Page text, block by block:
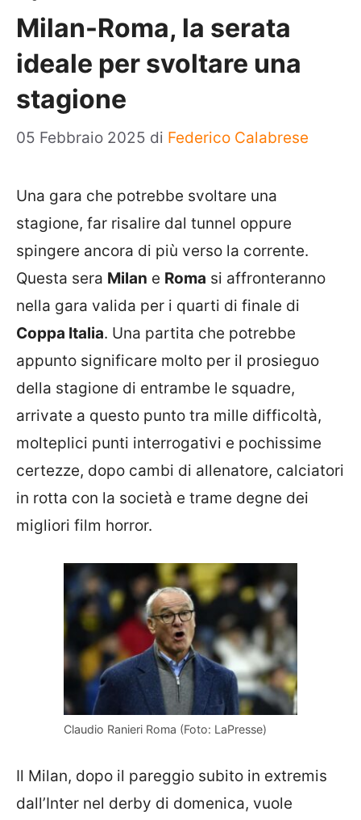
Milan-Roma, la serata
ideale per svoltare una
stagione
05 Febbraio 2025 di Federico Calabrese
Una gara che potrebbe svoltare una
stagione, far risalire dal tunnel oppure
spingere ancora di più verso la corrente.
Questa sera Milan e Roma si affronteranno
nella gara valida per i quarti di finale di
Coppa Italia. Una partita che potrebbe
appunto significare molto per il prosieguo
della stagione di entrambe le squadre,
arrivate a questo punto tra mille difficoltà,
molteplici punti interrogativi e pochissime
certezze, dopo cambi di allenatore, calciatori
in rotta con la società e trame degne dei
migliori film horror.
Claudio Ranieri Roma (Foto: LaPresse)
Il Milan, dopo il pareggio subito in extremis
dall’Inter nel derby di domenica, vuole